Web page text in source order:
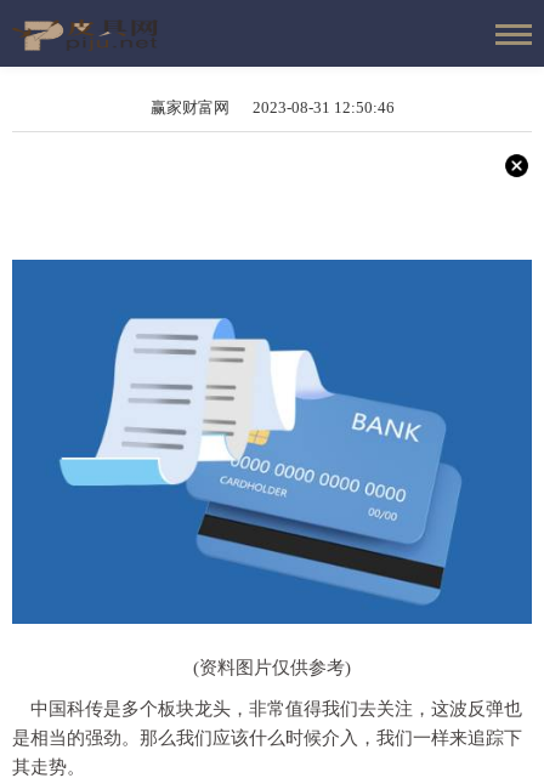
赢家财富网 2023-08-31 12:50:46
(资料图片仅供参考)
中国科传是多个板块龙头，非常值得我们去关注，这波反弹也
是相当的强劲。那么我们应该什么时候介入，我们一样来追踪下
其走势。